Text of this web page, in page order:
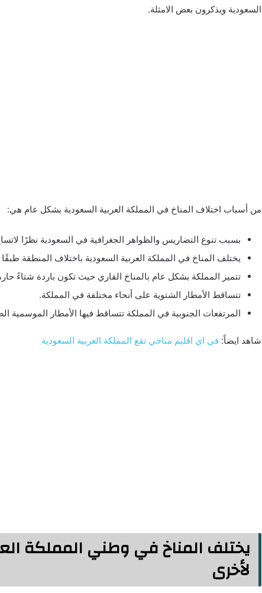
السعودية ويذكرون بعض الامثلة.
من أسباب اختلاف المناخ في المملكة العربية السعودية بشكل عام هي:
بسبب تنوع التضاريس والظواهر الجغرافية في السعودية نظرًا
يختلف المناخ في المملكة العربية السعودية باختلاف المنطقة
تتميز المملكة بشكل عام بالمناخ القاري حيث تكون باردة شتاءً
تتساقط الأمطار الشتوية على أنحاء مختلفة في المملكة.
المرتفعات الجنوبية في المملكة تتساقط فيها الأمطار الموسمية
شاهد ايضاً: في اي اقليم مناخي تقع المملكة العربية السعودية
يختلف المناخ في وطني المملكة
لأخرى